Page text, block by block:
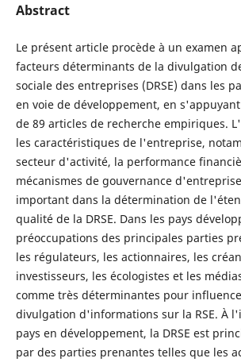
Abstract
Le présent article procède à un examen
facteurs déterminants de la divulgation
sociale des entreprises (DRSE) dans les
en voie de développement, en
de 89 articles de recherche empiriques.
les caractéristiques de l'entreprise,
secteur d'activité, la performance
mécanismes de gouvernance
important dans la détermination de
qualité de la DRSE. Dans les pays
préoccupations des principales parties
les régulateurs, les actionnaires, les
investisseurs, les écologistes et les
comme très déterminantes pour
divulgation d'informations sur la RSE. À
pays en développement, la DRSE est
par des parties prenantes telles que les